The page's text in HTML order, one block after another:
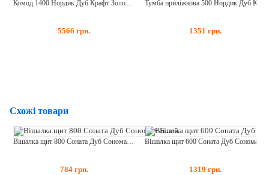
5566 грн. 1351 грн.
Схожі товари
784 грн. 1319 грн.